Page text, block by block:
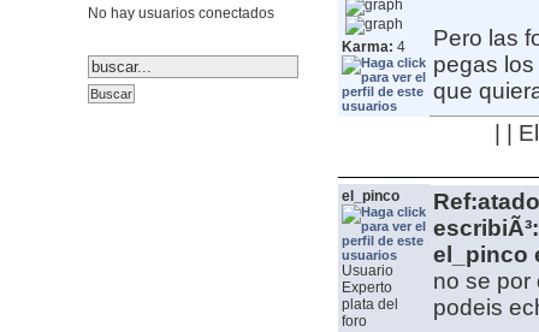
No hay usuarios conectados
Karma: 4
Pero las
pegas
que
| |
el_pinco
Usuario
Experto
plata del
foro
escribiÃ³:
el_pinco
no se por
podeis